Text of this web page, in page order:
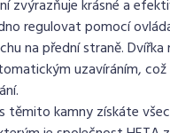
zvýrazňuje krásné a
regulovat pomocí
na přední straně.
uzavíráním, což
těmito kamny získáte